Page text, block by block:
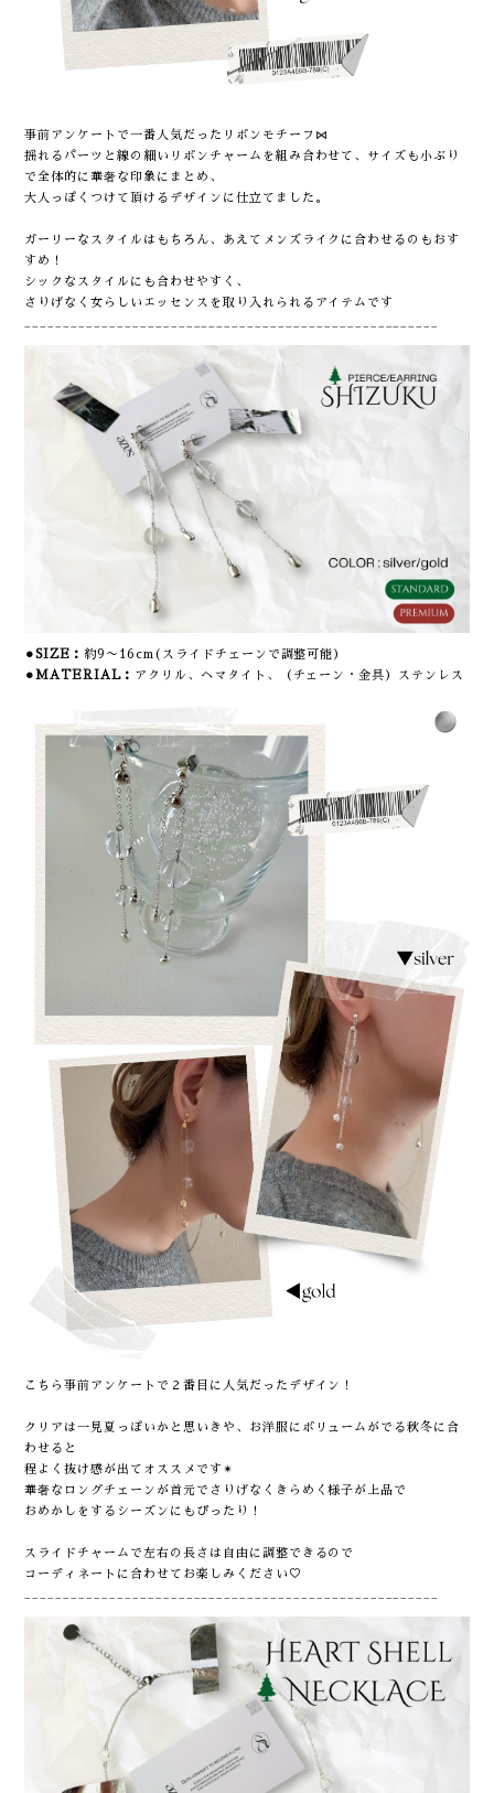
事前アンケートで一番人気だったリボンモチーフ⋈
揺れるパーツと線の細いリボンチャームを組み合わせて、サイズも小ぶり
で全体的に華奢な印象にまとめ、
大人っぽくつけて頂けるデザインに仕立てました。
ガーリーなスタイルはもちろん、あえてメンズライクに合わせるのもおす
すめ！
シックなスタイルにも合わせやすく、
さりげなく女らしいエッセンスを取り入れられるアイテムです
⚫︎SIZE：約9〜16cm(スライドチェーンで調整可能）
⚫︎MATERIAL： アクリル、ヘマタイト、（チェーン・金具）ステンレス
こちら事前アンケートで２番目に人気だったデザイン！
クリアは一見夏っぽいかと思いきや、お洋服にボリュームがでる秋冬に合
わせると
程よく抜け感が出てオススメです✴︎
華奢なロングチェーンが首元でさりげなくきらめく様子が上品で
おめかしをするシーズンにもぴったり！
スライドチャームで左右の長さは自由に調整できるので
コーディネートに合わせてお楽しみください♡
______________________________________________________